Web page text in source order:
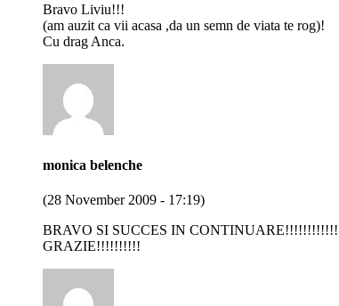
Bravo Liviu!!!
(am auzit ca vii acasa ,da un semn de viata te rog)!
Cu drag Anca.
monica belenche
(28 November 2009 - 17:19)
BRAVO SI SUCCES IN
GRAZIE!!!!!!!!!!